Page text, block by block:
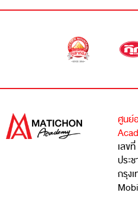
ศูนย์
เลข
ประ
กรุง